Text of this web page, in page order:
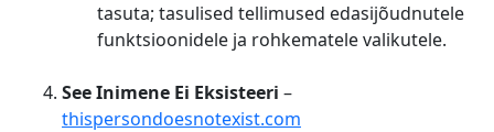
tasuta; tasulised tellimused edasijõudnutele
funktsioonidele ja rohkematele valikutele.
See Inimene Ei Eksisteeri –
thispersondoesnotexist.com